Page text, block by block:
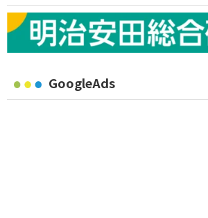
GoogleAds